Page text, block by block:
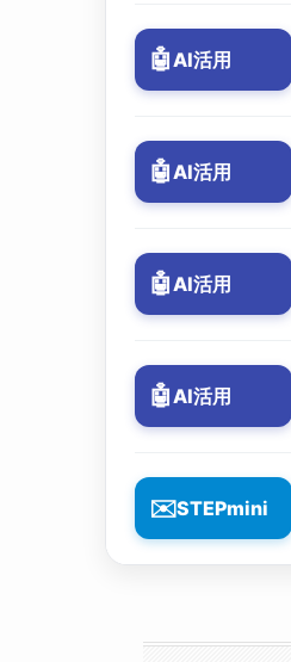
🤖AI活用
🤖AI活用
🤖AI活用
🤖AI活用
✉️STEPmini